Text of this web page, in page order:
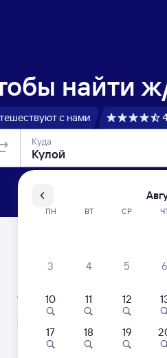
найти
с нами
Куда
Расписание
Расписание поездов Кулой —
Открыта продажа билетов на 4
Тип вагона
Любой
Фирменный
ПН ВТ СР
3 4 5 6
10 11 12
17 18 19